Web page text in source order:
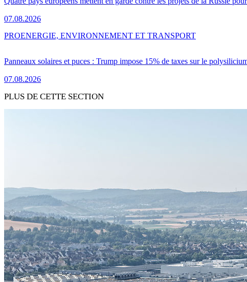
07.08.2026
Panneaux solaires et puces : Trump impose 15% de taxes sur le
07.08.2026
PROENERGIE, ENVIRONNEMENT ET TRANSPORT
PLUS DE CETTE SECTION